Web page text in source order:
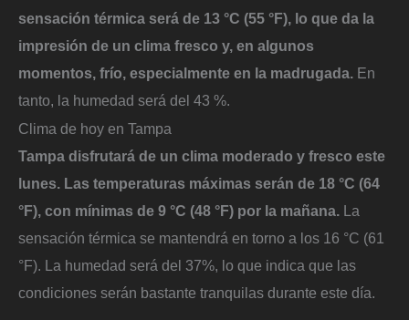
sensación térmica será de 13 °C (55 °F), lo que da la
impresión de un clima fresco y, en algunos
momentos, frío, especialmente en la madrugada. En
tanto, la humedad será del 43 %.
Clima de hoy en Tampa
Tampa disfrutará de un clima moderado y fresco este
lunes. Las temperaturas máximas serán de 18 °C (64
°F), con mínimas de 9 °C (48 °F) por la mañana. La
sensación térmica se mantendrá en torno a los 16 °C (61
°F). La humedad será del 37%, lo que indica que las
condiciones serán bastante tranquilas durante este día.